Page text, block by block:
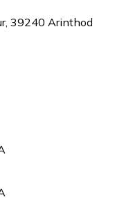
39240 Arinthod